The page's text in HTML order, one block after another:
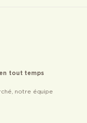
tout temps
notre équipe